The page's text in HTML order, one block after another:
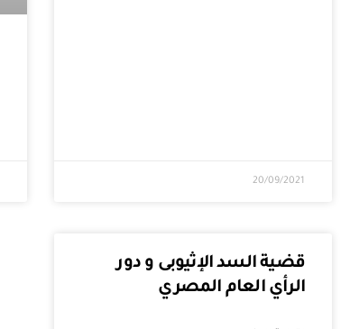
20/09/2021
قضية السد الإثيوبى و دور
الرأي العام المصري